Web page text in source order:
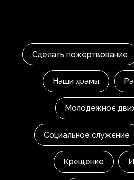
Сделать пожертвование
Наши храмы
Молодежное
Социальное служение
Крещение